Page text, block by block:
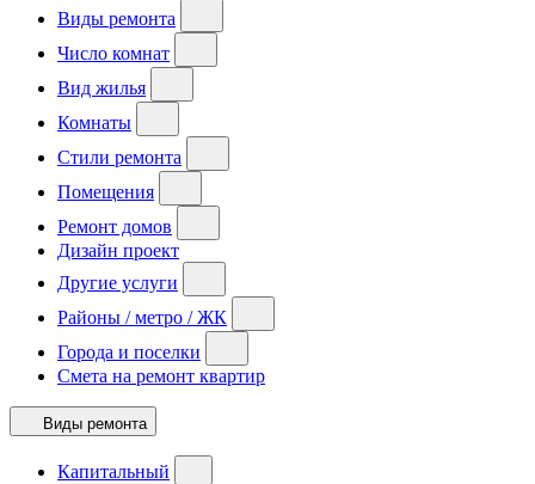
Виды ремонта
Число комнат
Вид жилья
Комнаты
Стили ремонта
Помещения
Ремонт домов
Дизайн проект
Другие услуги
Районы / метро / ЖК
Города и поселки
Смета на ремонт квартир
Виды ремонта
Капитальный